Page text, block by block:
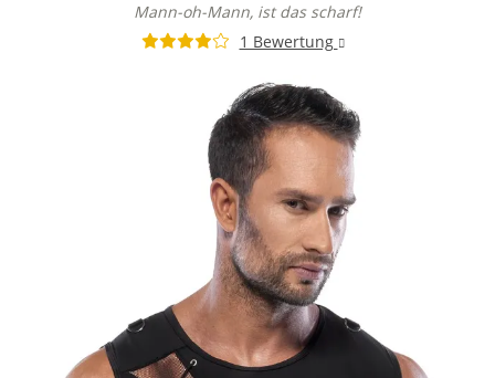
Mann-oh-Mann, ist das scharf!
1 Bewertung